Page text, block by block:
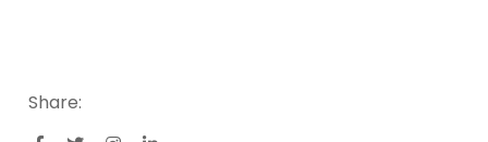
Share: